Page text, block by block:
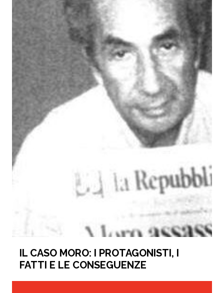
IL CASO MORO: I PROTAGONISTI, I
FATTI E LE CONSEGUENZE